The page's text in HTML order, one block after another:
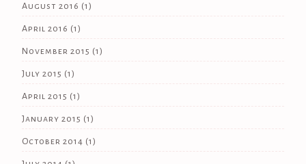
August 2016 (1)
April 2016 (1)
November 2015 (1)
July 2015 (1)
April 2015 (1)
January 2015 (1)
October 2014 (1)